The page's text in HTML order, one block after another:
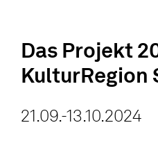
Das Projekt
21.09.-13.10.2024